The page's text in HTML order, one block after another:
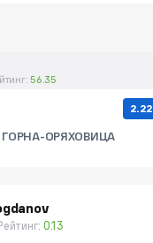
56.35
2.22
ОРЯХОВИЦА
0.13